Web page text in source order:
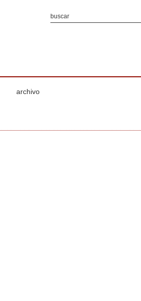
archivo